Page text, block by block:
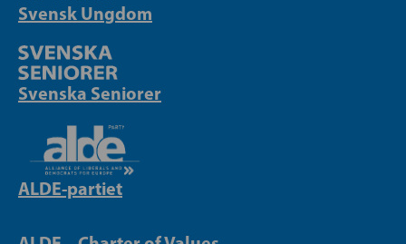
Svensk Ungdom
Svenska Seniorer
ALDE-partiet